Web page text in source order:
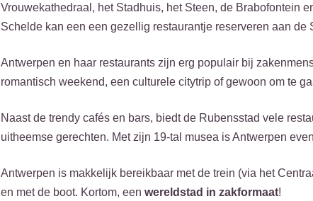
Vrouwekathedraal, het Stadhuis, het Steen, de Brabofontein
Schelde kan een een gezellig restaurantje reserveren aan de
Antwerpen en haar restaurants zijn erg populair bij
romantisch weekend, een culturele citytrip of gewoon om te
Naast de trendy cafés en bars, biedt de Rubensstad vele
uitheemse gerechten. Met zijn 19-tal musea is Antwerpen
Antwerpen is makkelijk bereikbaar met de trein (via het
en met de boot. Kortom, eenwereldstad in zakformaat!